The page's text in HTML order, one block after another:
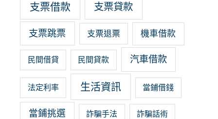
支票借款 支票貸款
支票跳票 支票退票 機車借款
民間借貸 民間貸款 汽車借款
法定利率 生活資訊 當鋪借錢
當鋪挑選 詐騙手法 詐騙話術